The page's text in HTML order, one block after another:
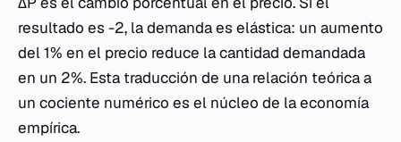
resultado es -2, la demanda es elástica: un aumento
del 1% en el precio reduce la cantidad demandada
en un 2%. Esta traducción de una relación teórica a
un cociente numérico es el núcleo de la economía
empírica.